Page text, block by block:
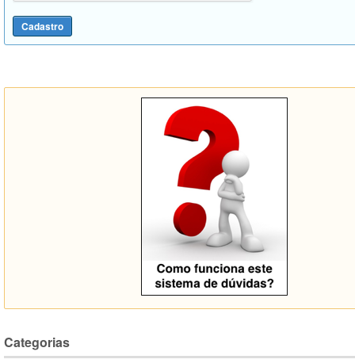
Categorias